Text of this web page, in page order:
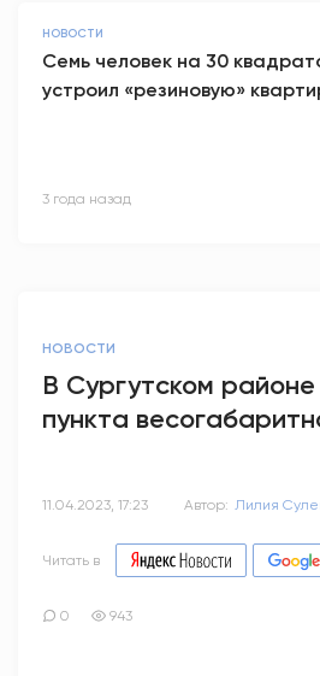
НОВОСТИ
Семь человек на 30
устроил «резиновую»
3 года назад
НОВОСТИ
В Сургутском районе
пункта
11.04.2023, 17:23 Автор: Лилия
Читать в
0 943